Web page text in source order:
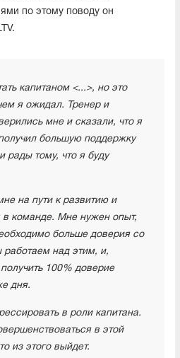
по этому поводу он
капитаном <...>, но это
я ожидал. Тренер и
мне и сказали, что я
большую поддержку
рады тому, что я буду
на пути к развитию и
в команде. Мне нужен опыт,
больше доверия со
над этим, и,
100% доверие
дня.
в роли капитана.
в этой
из этого выйдет.